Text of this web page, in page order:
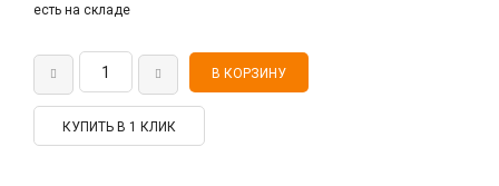
есть на складе
КУПИТЬ В 1 КЛИК